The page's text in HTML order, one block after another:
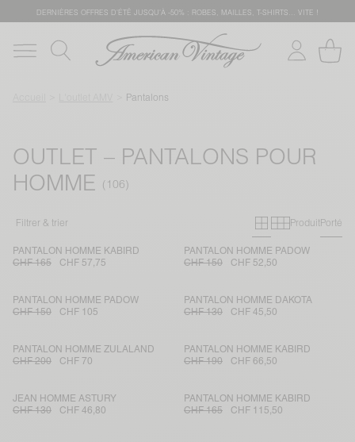
DERNIÈRES OFFRES D'ÉTÊ JUSQU'À -50% : ROBES, MAILLES, T-SHIRTS... VITE !
Pantalons
OUTLET – PANTALONS POUR
HOMME
Filtrer & trier Grille
Grille
ProduitPorté
PANTALON HOMME KABIRD
CHF 165
CHF 57,75
PANTALON HOMME PADOW
CHF 150
CHF 52,50
PANTALON HOMME PADOW
CHF 150
CHF 105
PANTALON HOMME DAKOTA
CHF 130
CHF 45,50
PANTALON HOMME ZULALAND
CHF 200
CHF 70
PANTALON HOMME KABIRD
CHF 190
CHF 66,50
JEAN HOMME ASTURY
CHF 130
CHF 46,80
PANTALON HOMME KABIRD
CHF 165
CHF 115,50